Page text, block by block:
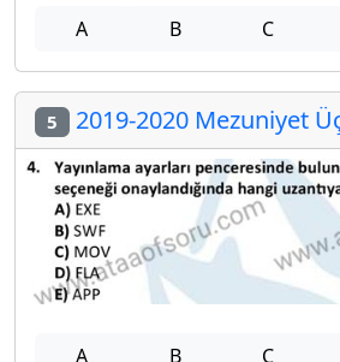
A B C
5 2019-2020 Mezuniyet Üç
A B C